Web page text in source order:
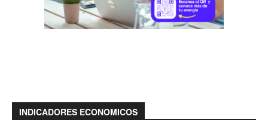
INDICADORES ECONOMICOS